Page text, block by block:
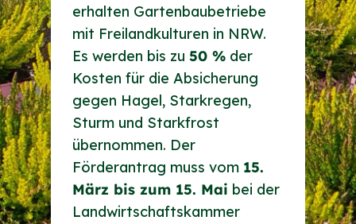
erhalten Gartenbaubetriebe
mit Freilandkulturen in NRW.
Es werden bis zu 50 %der
Kosten für die Absicherung
gegen Hagel, Starkregen,
Sturm und Starkfrost
übernommen. Der
Förderantrag muss vom 15.
März bis zum 15. Mai bei der
Landwirtschaftskammer